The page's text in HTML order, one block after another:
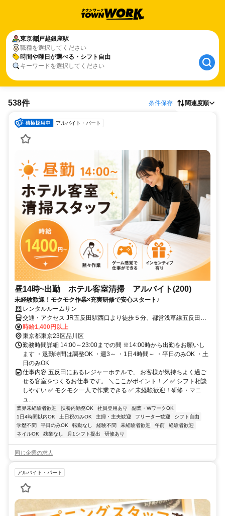
東京都戸越銀座駅
職種を選択してください
時間や曜日が選べる・シフト自由
キーワードを選択してください
538件 条件保存 関連度順
アルバイト・パート
昼14時~出勤 ホテル客室清掃 アルバイト(200)
未経験歓迎！モクモク作業×充実研修で安心スタート♪
レンタルルームサン
交通・アクセス JR五反田駅西口より徒歩５分、都営浅草線五反田駅A
１出口より徒歩4分、東急池上線大崎広小路駅より徒歩3分
時給1,400円以上
東京都東京23区品川区
勤務時間詳細 14:00～23:00までの間 ※14:00時から出勤をお願いし
ます ・退勤時間は調整OK ・週3～ ・1日4時間～ ・平日のみOK ・土
日のみOK
仕事内容 五反田にあるレジャーホテルで、 お客様が気持ちよく過ご
せる客室をつくるお仕事です。 ＼ここがポイント！／ ✅ シフト相談
しやすい ✅ モクモク一人で作業できる ✅ 未経験歓迎！研修・マニ
ュ...
業界未経験者歓迎 扶養内勤務OK 社員登用あり
副業・WワークOK
1日4時間以内OK
土日祝のみOK 主婦・主夫歓迎 フリーター歓迎
シフト自由
学歴不問
平日のみOK 転勤なし 経験不問 未経験者歓迎 午前
経験者歓迎
ネイルOK
残業なし 月1シフト提出 研修あり
同じ企業の求人
アルバイト・パート